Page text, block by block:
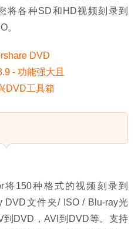
将各种SD和HD视频刻录到
。
将150种格式的视频刻录到
DVD文件夹/ ISO / Blu-ray光
DVD，AVI到DVD等。支持